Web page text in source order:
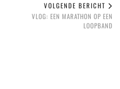
VOLGENDE BERICHT
VLOG: EEN MARATHON OP EEN
LOOPBAND